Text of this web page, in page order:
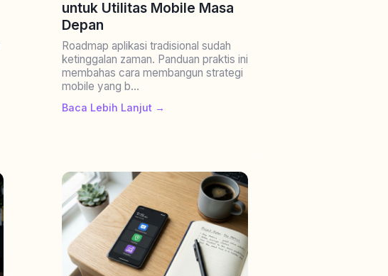
untuk Utilitas Mobile Masa
Depan
Roadmap aplikasi tradisional sudah
ketinggalan zaman. Panduan praktis ini
membahas cara membangun strategi
mobile yang b...
Baca Lebih Lanjut →